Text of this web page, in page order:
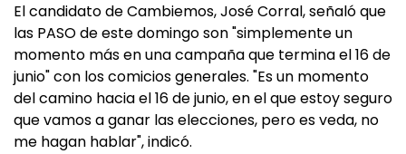
El candidato de Cambiemos, José Corral, señaló que
las PASO de este domingo son "simplemente un
momento más en una campaña que termina el 16 de
junio" con los comicios generales. "Es un momento
del camino hacia el 16 de junio, en el que estoy seguro
que vamos a ganar las elecciones, pero es veda, no
me hagan hablar", indicó.